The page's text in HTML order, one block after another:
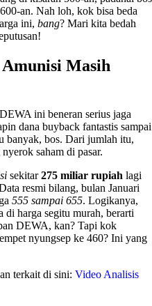
an. Nah loh, kok bisa beda
ini, bang? Mari kita bedah
Amunisi Masih
ini beneran serius jaga
dana buyback fantastis sampai
banyak, bos. Dari jumlah itu,
saham di pasar.
sekitar275 miliar rupiah lagi
resmi bilang, bulan Januari
555 sampai 655. Logikanya,
di harga segitu murah, berarti
DEWA, kan? Tapi kok
nyungsep ke 460? Ini yang
terkait di sini: Video Analisis